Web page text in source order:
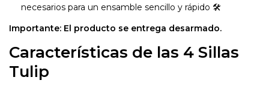
necesarios para un ensamble sencillo y rápido 🛠️
Importante: El producto se entrega desarmado.
Características de las 4 Sillas
Tulip